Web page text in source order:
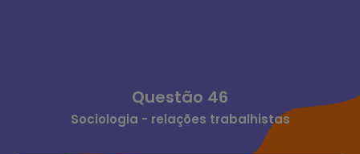
Questão 46
Sociologia - relações trabalhistas